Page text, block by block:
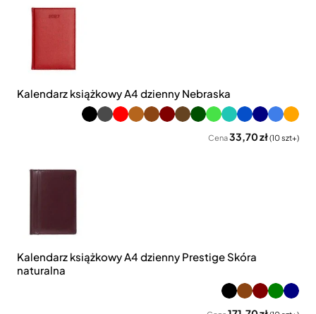
Kalendarz książkowy A4 dzienny Nebraska
Cena33,70 zł(10 szt+)
Kalendarz książkowy A4 dzienny Prestige Skóra
naturalna